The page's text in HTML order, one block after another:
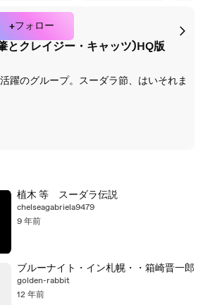
+フォロー
とクレイジー・キャッツ)HQ版
躍のグループ。スーダラ節、はいそれま
植木 等 スーダラ伝説
chelseagabriela9479
9 年前
ブルーナイト・イン札幌・・箱崎晋一郎
golden-rabbit
12 年前